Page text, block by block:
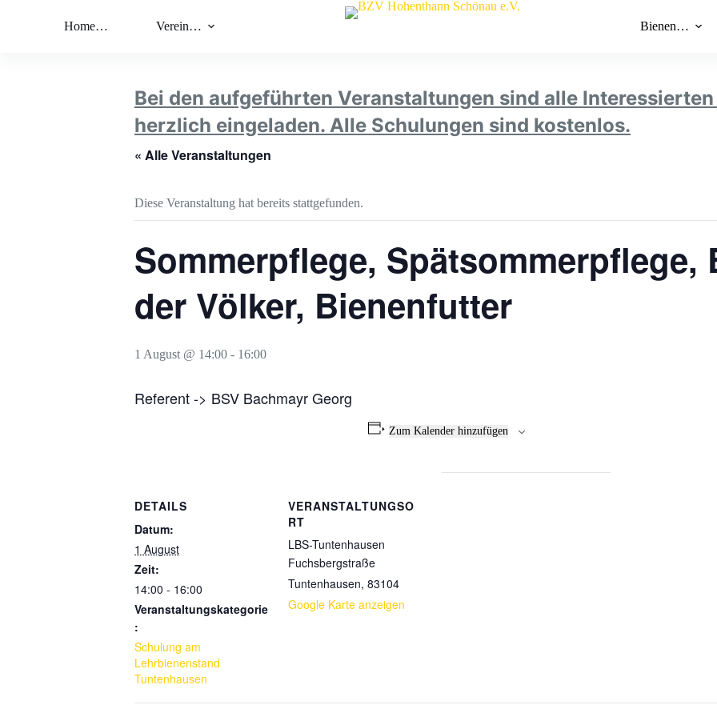
Home… Verein… Bienen…
Bei den aufgeführten Veranstaltungen sind alle
herzlich eingeladen. Alle Schulungen sind kostenlos.
« Alle Veranstaltungen
Diese Veranstaltung hat bereits stattgefunden.
Sommerpflege, Spätsommerpflege,
der Völker, Bienenfutter
1 August @ 14:00 - 16:00
Referent -> BSV Bachmayr Georg
Zum Kalender hinzufügen
DETAILS
Datum:
1 August
Zeit:
14:00 - 16:00
Veranstaltungskategorie
:
Schulung am
Lehrbienenstand
Tuntenhausen
VERANSTALTUNGSO
RT
LBS-Tuntenhausen
Fuchsbergstraße
Tuntenhausen, 83104
Google Karte anzeigen